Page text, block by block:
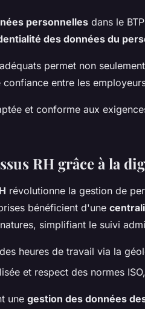
personnelles dans le
des données du
permet non
entre les
et conforme aux
RH grâce à la
révolutionne la gestion de
bénéficient d'une
simplifiant le suivi
heures de travail via la
et respect des normes
une gestion des données